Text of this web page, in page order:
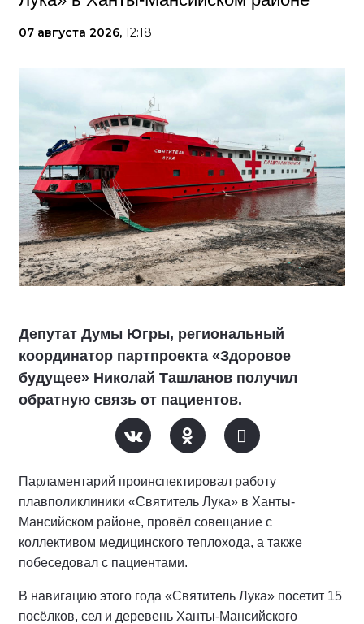
07 августа 2026, 12:18
Депутат Думы Югры, региональный
координатор партпроекта «Здоровое
будущее» Николай Ташланов получил
обратную связь от пациентов.
Парламентарий проинспектировал работу
плавполиклиники «Святитель Лука» в Ханты-
Мансийском районе, провёл совещание с
коллективом медицинского теплохода, а также
побеседовал с пациентами.
В навигацию этого года «Святитель Лука» посетит 15
посёлков, сел и деревень Ханты-Мансийского